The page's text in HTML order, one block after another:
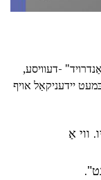
-דעוויסע,
יידעניקאַל אויף
ווי אַ